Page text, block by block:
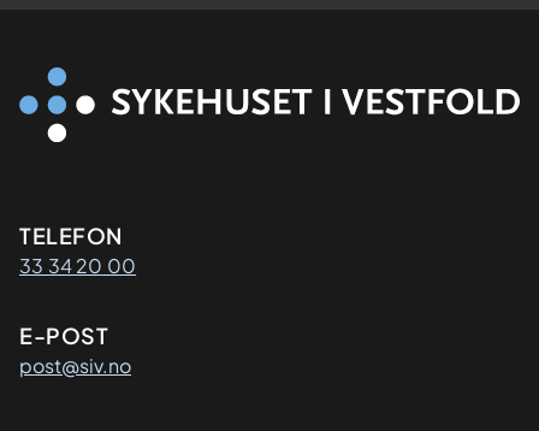
Kontaktinformasjon
TELEFON
33 34 20 00
E-POST
post@siv.no